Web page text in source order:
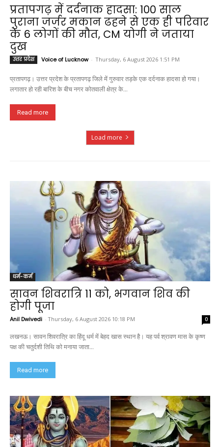
प्रतापगढ़ में दर्दनाक हादसा: 100 साल
पुराना जर्जर मकान ढहने से एक ही परिवार
के 6 लोगों की मौत, CM योगी ने जताया
दुख
उत्तर प्रदेश Voice of Lucknow - Thursday, 6 August 2026 1:51 PM
प्रतापगढ़। उत्तर प्रदेश के प्रतापगढ़ जिले में गुरुवार तड़के एक दर्दनाक हादसा हो गया।
लगातार हो रही बारिश के बीच नगर कोतवाली क्षेत्र के...
Read more
Load more
धर्म-कर्म
सावन शिवरात्रि 11 को, भगवान शिव की
होगी पूजा
Anil Dwivedi - Thursday, 6 August 2026 10:18 PM 0
लखनऊ। सावन शिवरात्रि का हिंदू धर्म में बेहद खास स्थान है। यह पर्व श्रावण मास के कृष्ण
पक्ष की चतुर्दशी तिथि को मनाया जाता...
Read more